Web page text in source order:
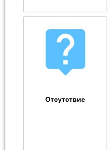
Отсутствие